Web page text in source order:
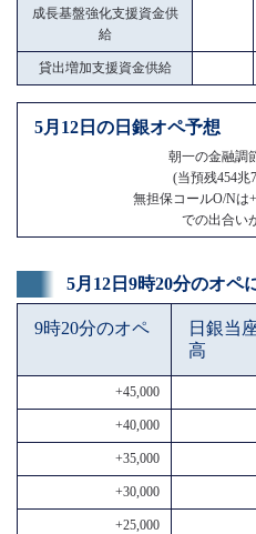
成長基盤強化支援資金供
給
貸出増加支援資金供給
5月12日の日銀オペ予想
朝一の金融調
(当預残454兆
無担保コールO/Nは
での出合い
5月12日9時20分のオペ
9時20分のオペ
日銀当
高
+45,000
+40,000
+35,000
+30,000
+25,000